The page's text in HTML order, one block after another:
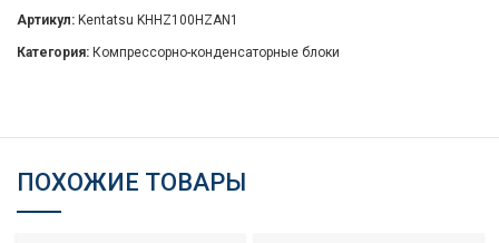
Артикул: Kentatsu KHHZ100HZAN1
Категория: Компрессорно-конденсаторные блоки
ПОХОЖИЕ ТОВАРЫ